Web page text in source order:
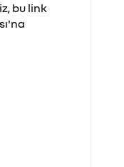
bu link